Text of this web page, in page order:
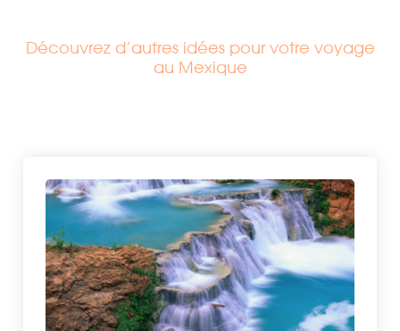
Découvrez d’autres idées pour votre voyage
au Mexique